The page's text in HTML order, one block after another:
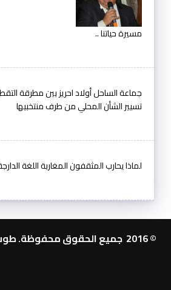
مسيرة حياتنا ..
جماعة الساحل أولاد احريز بين مطرقة
تسيير الشأن المحلي من طرف منتخبيها
لماذا يحارب المثقفون المغاربة اللغة
© 2016 جميع الحقوق محفوظة. طوب طوب 24